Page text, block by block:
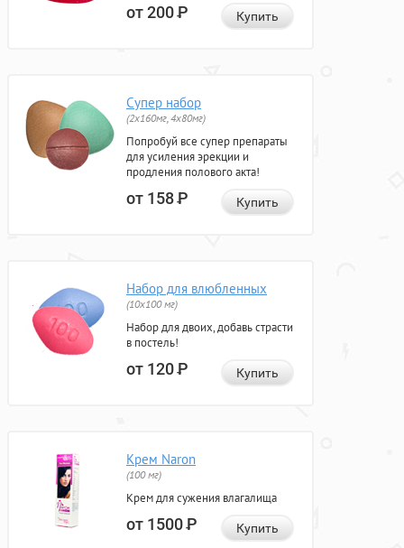
от 200Р Купить
Супер набор
(2х160мг, 4х80мг)
Попробуй все супер препараты
для усиления эрекции и
продления полового акта!
от 158Р Купить
Набор для влюбленных
(10х100 мг)
Набор для двоих, добавь страсти
в постель!
от 120Р Купить
Крем Naron
(100 мг)
Крем для сужения влагалища
от 1500Р Купить